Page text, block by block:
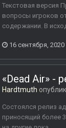
Текстовая версия
вопросы игроков
содержании. В
16 сентября, 2020
«Dead Air» -
Hardtmuth
Состоялся релиз
приносящий более